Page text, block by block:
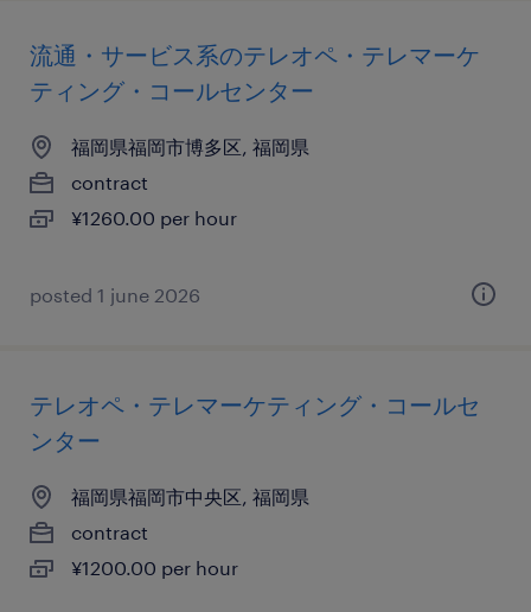
流通・サービス系のテレオペ・テレマーケ
ティング・コールセンター
福岡県福岡市博多区, 福岡県
contract
¥1260.00 per hour
posted 1 june 2026
テレオペ・テレマーケティング・コールセ
ンター
福岡県福岡市中央区, 福岡県
contract
¥1200.00 per hour